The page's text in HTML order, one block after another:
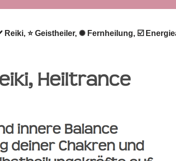
⭐ Geistheiler, ✺ Fernheilung, ☑️